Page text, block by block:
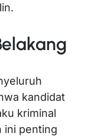
kandidat
kriminal
ini penting